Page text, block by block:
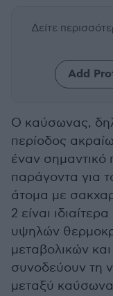
Δείτε
Add
Ο καύσωνας,
περίοδος
έναν σημαντικό
παράγοντα για
άτομα με
2 είναι
υψηλών
μεταβολικών
συνοδεύουν τη
μεταξύ καύσωνα